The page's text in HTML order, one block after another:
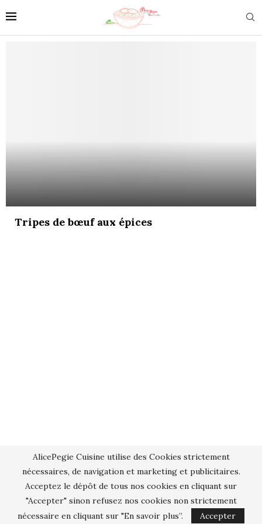
Tripes de bœuf aux épices
AlicePegie Cuisine utilise des Cookies strictement
nécessaires, de navigation et marketing et publicitaires.
Acceptez le dépôt de tous nos cookies en cliquant sur
"Accepter" sinon refusez nos cookies non strictement
nécessaire en cliquant sur "En savoir plus”.
Accepter